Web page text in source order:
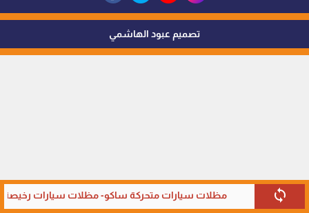
sync مظلات سيارات متحركة ساكو- مظلات سيارات رخيصة
تصميم عبود الهاشمي